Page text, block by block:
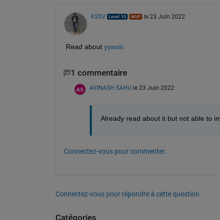
KSSV le 23 Juin 2022
Read about yyaxis
1 commentaire
AVINASH SAHU le 23 Juin 2022
Already read about it but not able to
Connectez-vous pour commenter.
Connectez-vous pour répondre à cette question.
Catégories